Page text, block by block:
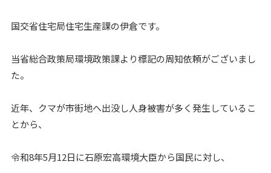
国交省住宅局住宅生産課の伊倉です。
当省総合政策局環境政策課より標記の周知依頼がございまし
た。
近年、クマが市街地へ出没し人身被害が多く発生しているこ
とから、
令和8年5月12日に石原宏高環境大臣から国民に対し、